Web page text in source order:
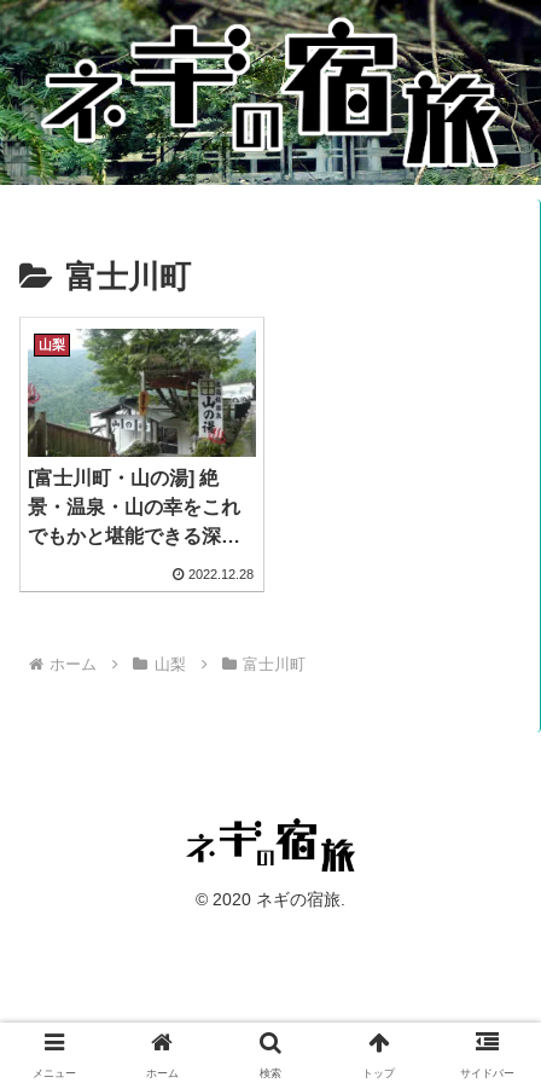
富士川町
山梨
[富士川町・山の湯] 絶
景・温泉・山の幸をこれ
でもかと堪能できる深山
の温泉宿を堪能す！2022.12.28
ホーム 山梨 富士川町
© 2020 ネギの宿旅.
メニュー ホーム 検索 トップ サイドバー